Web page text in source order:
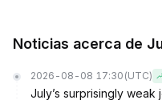
Noticias acerca de
2026-08-08 17:30 (UTC)
July’s surprisingly